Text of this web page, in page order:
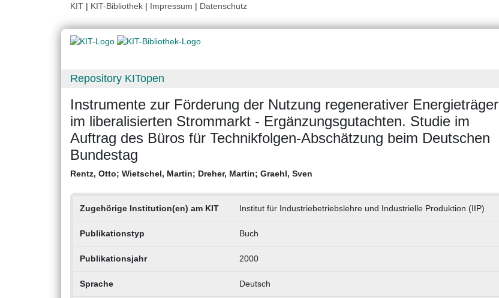
KIT | KIT-Bibliothek | Impressum | Datenschutz
Repository KITopen
Instrumente zur Förderung der Nutzung regenerativer Energieträger
im liberalisierten Strommarkt - Ergänzungsgutachten. Studie im
Auftrag des Büros für Technikfolgen-Abschätzung beim Deutschen
Bundestag
Rentz, Otto; Wietschel, Martin; Dreher, Martin; Graehl, Sven
Zugehörige Institution(en) am KIT Institut für Industriebetriebslehre und Industrielle Produktion (IIP)
Publikationstyp Buch
Publikationsjahr 2000
Sprache Deutsch